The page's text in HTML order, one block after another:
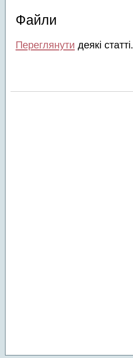
Файли
Переглянути деякі статті.